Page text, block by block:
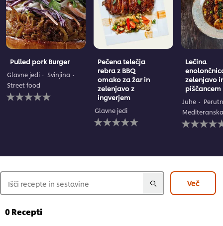
Pulled pork Burger
Glavne jedi
Svinjina
Street food
Za
to
ocena
Pečena telečja
rebra z BBQ
omako za žar in
zelenjavo z
ingverjem
Glavne jedi
Za
to
nobena
Lečina
zelenjavo
piščancem
Juhe
Mediteranska
Za
to
bila
nobena
ocena
Več
0Recepti